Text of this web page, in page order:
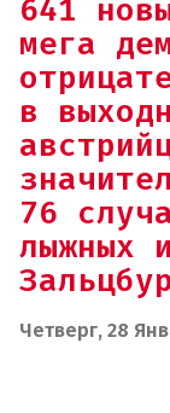
641
мега
в
76
лыжных
Четверг, 28